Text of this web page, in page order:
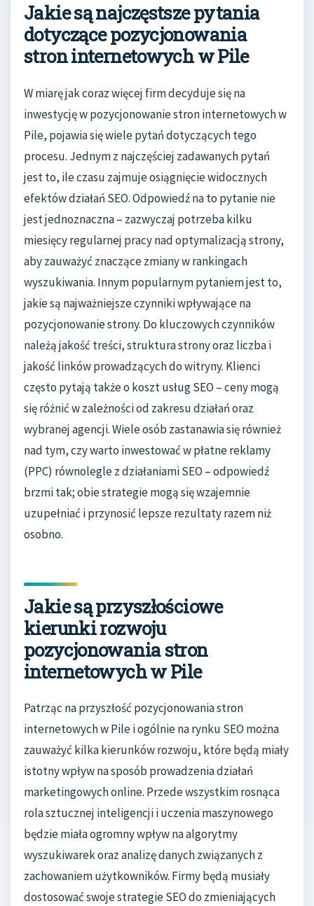
Jakie są najczęstsze pytania
dotyczące pozycjonowania
stron internetowych w Pile
W miarę jak coraz więcej firm decyduje się na
inwestycję w pozycjonowanie stron internetowych w
Pile, pojawia się wiele pytań dotyczących tego
procesu. Jednym z najczęściej zadawanych pytań
jest to, ile czasu zajmuje osiągnięcie widocznych
efektów działań SEO. Odpowiedź na to pytanie nie
jest jednoznaczna – zazwyczaj potrzeba kilku
miesięcy regularnej pracy nad optymalizacją strony,
aby zauważyć znaczące zmiany w rankingach
wyszukiwania. Innym popularnym pytaniem jest to,
jakie są najważniejsze czynniki wpływające na
pozycjonowanie strony. Do kluczowych czynników
należą jakość treści, struktura strony oraz liczba i
jakość linków prowadzących do witryny. Klienci
często pytają także o koszt usług SEO – ceny mogą
się różnić w zależności od zakresu działań oraz
wybranej agencji. Wiele osób zastanawia się również
nad tym, czy warto inwestować w płatne reklamy
(PPC) równolegle z działaniami SEO – odpowiedź
brzmi tak; obie strategie mogą się wzajemnie
uzupełniać i przynosić lepsze rezultaty razem niż
osobno.
Jakie są przyszłościowe
kierunki rozwoju
pozycjonowania stron
internetowych w Pile
Patrząc na przyszłość pozycjonowania stron
internetowych w Pile i ogólnie na rynku SEO można
zauważyć kilka kierunków rozwoju, które będą miały
istotny wpływ na sposób prowadzenia działań
marketingowych online. Przede wszystkim rosnąca
rola sztucznej inteligencji i uczenia maszynowego
będzie miała ogromny wpływ na algorytmy
wyszukiwarek oraz analizę danych związanych z
zachowaniem użytkowników. Firmy będą musiały
dostosować swoje strategie SEO do zmieniających